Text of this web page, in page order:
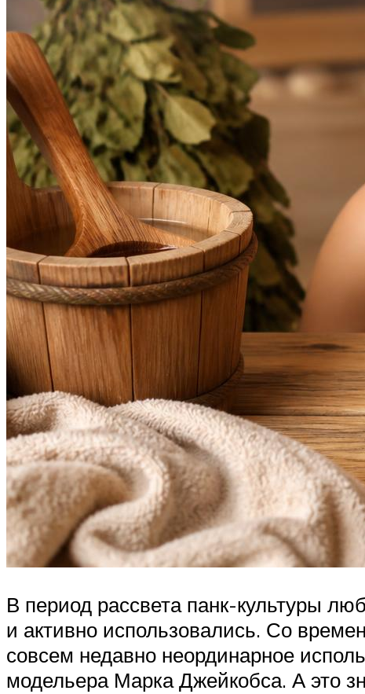
В период рассвета панк-культуры
и активно использовались. Со
совсем недавно неординарное
модельера Марка Джейкобса. А это